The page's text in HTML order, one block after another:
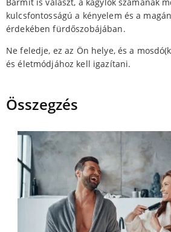
Bármit is választ, a kagylók számának
kulcsfontosságú a kényelem és a
érdekében fürdőszobájában.
Ne feledje, ez az Ön helye, és a
és életmódjához kell igazítani.
Összegzés